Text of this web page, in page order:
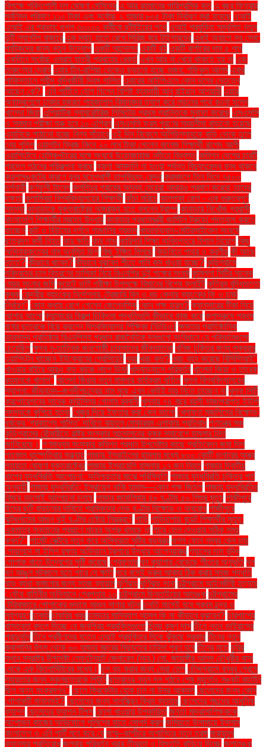
বিপক্ষে শক্তিশালী দল ঘোষণা মেসিদের এ আর রহমানের পারিশ্রমিক কত এ বছর ফিতরার
সর্বনিম্ন পরিমাণ ১১০ টাকা এবং সর্বোচ্চ ২ হাজার ৮০৫ টাকা নির্ধারণ করা হয়েছে এআই
এআই এর প্রভাব: গুগল ৩০০০০ কর্মীকে ছাঁটাইয়ের পথে এআই প্রযুক্তি সম্বলিত নতুন
দুটি ল্যাপটপ বাজারে এক ম্যাচ হাতে রেখে সিরিজ জয় টাইগারদের একই অ্যাপে সব সেবা:
পর্যটকদের জন্য নতুন উদ্যোগ একটি আন্দোলন একটি বই একটি বার্গারের দাম ৫ লাখ
একদিনে সর্বোচ্চ ওমরাহ যাত্রী প্রবাহের রেকর্ড এখন আর না খেয়ে থাকতে হয় না এবং
তারুণ্যের দ্রোহ এবার চীন-রাশিয়া থেকেও ছড়ানো হচ্ছে গুজব: শফিকুল আলম এবার
পাকিস্তানে শহীদ বুদ্ধিজীবী দিবস পালিত এবারের আইপিএলে কোন দলের নেতৃত্বে
আছেন কে?. এবি পার্টিতে যোগ দিলেন বিশিষ্ট ব্যবসায়ী আবু রাইয়ান আশয়ারী এয়ার
অ্যাম্বুলেন্সে ঢাকার হজরত শাহজালাল বিমানবন্দর ত্যাগ করে লন্ডনের পথে রওনা হলেন
খালেদা জিয়া এশিয়াটিক ল্যাবরেটরিজ লিমিটেড প্রথম প্রান্তিকে মুনাফা করেছে এসএসসি
ও সমমান পরীক্ষা শুরু হবে ১০ এপ্রিল এসএসসি ফরম পূরণের সময়সীমা বাড়ানো হয়েছে
এ্যানিকে পাঠানো হচ্ছে বিশ্ব সাঁতারে ওই দিন বিকেলে অলিউল্লাহকে বাড়ি থেকে তুলে
নেয় পুলিশ ওয়ালটন ফ্রিজ কিনে ২০ লাখ টাকা পেলেন কলেজ শিক্ষার্থী রাশেদ আলী
ওয়াশিংটনে হেলিকপ্টারের সঙ্গে সংঘর্ষে উড়োজাহাজ নদীতে বিধ্বস্ত কমিশন দেশের চারটি
প্রদেশ গঠনের পরিকল্পনা করছে কয়লা আমদানি না হওয়া পর্যন্ত বিদ্যুৎকেন্দ্র বন্ধ থাকবে
কয়লাসঙ্কটের কারণে বন্ধ মহেশখালী তাপবিদ্যুৎ কেন্দ্র করমজলে তিন দিনে ৭৫০০
দর্শনার্থী কর্ণফুলী টানেল কলসিন্দুর গ্রামের অদম্য মেয়েরা আবারও প্রমাণ করেছে তাদের
দক্ষতা কলাম্বিয়া বিশ্ববিদ্যালয়ের শিক্ষার্থী কাঁচা মরিচে কানপাকা রোগ - এক গুরুত্বপুর্ণ
সমস্যা কানাডাকে যুক্তরাষ্ট্রের অঙ্গরাজ্য হতে বললেন ট্রাম্প কানাডায় নিখোঁজ প্রবাসী
বাংলাদেশি শিক্ষার্থীর মরদেহ উদ্ধার কানাডার প্রধানমন্ত্রী জাস্টিন ট্রুডো পদত্যাগ করতে
যাচ্ছেন কান্ট ও হিউমের দর্শনে গাজালির প্রভাব কাভার্ডভ্যান-মোটরসাইকেল সংঘর্ষে
ছাত্রদল কর্মী নিহত কার ক্ষতি কার লাভ কারিগরি শিক্ষা অধিদপ্তরে বিশাল নিয়োগ কিছু
অধিনায়কত্বের নাম অনুমিত ছিল কিছু ইঙ্গিত মিলছে কিডনিতে পাথর ও করণীয় কী আছে
তাতে? কীভাবে খাবেন? কীভাবে বুঝবেন শীতে পানি কম খাওয়া হচ্ছে? কুড়িগ্রামে
দরিদ্রদের চাল বিতরণের তালিকা নিয়ে বিএনপির দুই পক্ষের সংঘর্ষ কুমিল্লা সিটির সাবেক
মেয়র সূচনার জমি কুয়েটে ভর্তি পরীক্ষা উপলক্ষে বিমানের বিশেষ ফ্লাইট কৃত্রিম বুদ্ধিমত্তা
কৃষক কেন্দ্রীয় ব্যাংকের নির্দেশনায় ট্রেজারি বিল ও বন্ড কেনায় ব্যাংকের ফি ও চার্জ
নির্ধারণ" কোন কথায় রেগে গেলেন জেলেনস্কি কোন পক্ষ হারল? ক্যানসারের টিকা নিয়ে
আশার আলো ক্যান্সারের বিকল্প চিকিৎসা পদ্ধতিগুলি কীভাবে কাজ করে ক্লাসরুমে প্রথম
বর্ষের ছাত্রকে বিয়ে করলেন বিশ্ববিদ্যালয় শিক্ষিকা (ভিডিও) ক্ষমতার প্রাতিষ্ঠানিক
ভারসাম্য প্রতিষ্ঠায় বিএনপিসহ প্রধান রাজনৈতিক দলগুলো সংবিধানে যে পরিবর্তনগুলো
চেয়েছিল ক্ষুদ্র নৃ-তাত্বিক জনগোষ্ঠী চাকমাদের জীবনযাত্রা খনিজ চুক্তির জন্য শুক্রবার
ওয়াশিংটন যাচ্ছেন ইউক্রেনের প্রেসিডেন্ট খবর খরচ কত? খরচ বহন করেছে বিসিসিআই"
খাওয়ার বাইরে আরও কত কাজে লাগে ডিম! খাদ্যাভ্যাসে পরিবর্তন খালেদা জিয়া ও তারেক
রহমানকে খালাস'' খালেদা জিয়ার নতুন মামলার কার্যক্রম বাতিল খুলনা বিশ্ববিদ্যালয়ের
স্থাপনা: জীবনানন্দ–জগদীশচন্দ্রের নাম মুছে এখন কেউই দায় নিতে চাচ্ছেন না খুলনা সিটি
করপোরেশনের সাবেক কাউন্সিলর গোলাম রব্বানী খুলনায় ৭৪ বছর বয়সী সাজাপ্রাপ্ত ইউপি
সদস্যকে কুপিয়ে হত্যা খেজুর দিয়ে ইফতার করা কেন ভালো খেলাফত মজলিসের বিক্ষোভ:
ধর্ষকের ‘প্রকাশ্যে শাস্তি’ দাবিতে বায়তুল মোকাররম এলাকায় প্রতিবাদ গণতন্ত্র মঞ্চ
কুড়িগ্রামের রৌমারীতে রাষ্ট্র সংস্কার আন্দোলনের কৃষক সমাবেশে হামলার নিন্দা
জানিয়েছে। গণমাধ্যম সংস্কার কমিশন প্রধান উপদেষ্টার কাছে প্রতিবেদন জমা দিল
গতকাল বৃহস্পতিবার সন্ধ্যায় গাজায় ইসরাইলের হামলার মধ্যে ৮০০ কোটি ডলারের অস্ত্র
সহায়তা ঘোষণা যুক্তরাষ্ট্রের গাজায় ইসরায়েলি হামলায় ১৭ জন নিহত গাজায় দ্বিতীয়
ধাপের যুদ্ধবিরতি আলোচনা: অনিশ্চয়তার মাঝে পরিস্থিতি গাজায় যুদ্ধবিরতি চুক্তির শর্ত
অনুযায়ী গাজায় যুদ্ধবিরতি: ইসরায়েল নাকি হামাস—কোন পক্ষ জিতল গাজায় যুদ্ধবিরতির
বিষয়ে ভালোই আলোচনা চলছে গাজার জাবালিয়ায় ৪৮ ঘণ্টায় ৫০ শিশুর মৃত্যু গাজীপুরে
ঈদের ছুটি বাড়ানোর দাবিতে শ্রমিকদের দেড় ঘণ্টার বিক্ষোভ ও অবরোধ গাজীপুরে
ঝুটগুদামের আগুন দুই ঘণ্টার চেষ্টায় নিয়ন্ত্রণে গাড়ি গাড়িচাপায় বুয়েট শিক্ষার্থীর মৃত্যু:
একমাত্র সন্তানের প্রয়াণে মায়ের অশ্রু থামছে না গায়ে তেল দেওয়ার সঠিক সময়
কখন?" গার্মেন্ট সেক্টরে নতুন করে অস্থিরতা সৃষ্টির ষড়যন্ত্র গুগল ফোন নম্বর কেন চায়
গোয়ালন্দে মা ইলিশ রক্ষায় অভিযানে ট্রলারে উদ্ধার আগ্নেয়াস্ত্র গ্যাসের দাম বৃদ্ধি
পোশাক খাতে উদ্বেগের সৃষ্টি করেছে গ্রেফতার ঘন কুয়াশায় বেড়েছে শীতের অনুভূতি ঘন
ঘন আঙুল মটকালে হতে পারে যে ক্ষতি ঘরে বসেই ভ্রুর আকার ঠিক করার সহজ পদ্ধতি
ঘাড় ব্যথা কমানোর জন্য সহজ ব্যায়াম ঘূর্ণিঝড় ঘূর্ণিঝড় দানা চট্টগ্রামে আইনজীবী হত্যায়
: যৌথ বাহিনীর অভিযানে গ্রেপ্তার ২০ চট্টগ্রামে ছিনতাইয়ের আতঙ্ক চট্টগ্রামের
টেরিবাজারে পোশাকের গুদামে আগুন লাগার ঘটনা চলতি মাসেই হবে প্রথম চন্দ্র ও
সূর্যগ্রহণ চাকরি চাকরির খবর চামড়ার মানিব্যাগ আসল কি না কীভাবে বুঝবেন? চারপাশের
বাস্তবতা বদলে দিচ্ছে যে জনপ্রিয় প্রযুক্তিগুলো চিন্ময় কৃষ্ণ দাস চীনে নতুন ভাইরাসের
প্রাদুর্ভাব চীনে প্রবীণদের যত্নে এআই প্রযুক্তির দিকে ঝুঁকছে সরকার চীনের নতুন
জ্বালানির উৎস থেকে ৬০ হাজার বছরের বিদ্যুতের চাহিদা পূরণ হবে চীনের মতে চুরির
স্থান স্বরাষ্ট্র উপদেষ্টা লেফটেন্যান্ট জেনারেল (অব.) মো. জাহাঙ্গীর আলম চৌধুরীর বাসা
থেকে এক কিলোমিটারের মধ্যে। চুল বড় করার জন্য সেরা তেল চৌদ্দগ্রামে বন্ধুর প্রেমে
সহায়তার জন্য স্কুলছাত্রকে পিটুনি ছাত্রদের নতুন দল গঠনে শেষ মুহূর্তেও সঙ্কট কাটেনি
ছিল অন্য সংক্রমণও" ছেলে ক্রিকেটার হোক চান না উমর আকমল ছেলেদের জন্য কোন
পোশাকটি মানানসই? ছেলেদের জন্য সানস্ক্রিন ক্রিম ব্যবহার ছেলেদের পছন্দের আধুনিক
ফ্যাশন ছেলেদের ফ্যাশন টিপস ছোলা খাওয়ার উপকারিতা জনতা মাদ্রাসাশিক্ষককে
অশোভন কাজের অভিযোগে পুলিশের হাতে সোপর্দ করল জমিয়তে উলামায়ে ইসলাম
বাংলাদেশ ও এবি পার্টি মনে করে যে জম্মু–কাশ্মীরে অশান্তির নতুন তরঙ্গ জরায়ুমুখ
ক্যানসার প্রতিরোধ জলবায়ু পরিবর্তন খরার তীব্রতা ও বিস্তৃতি বাড়িয়ে দিচ্ছে জলাতঙ্ক